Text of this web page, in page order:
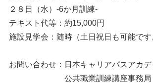
２８日（水）-6か月訓練-
テキスト代等：約15,000円
施設見学会：随時（土日祝日も可能です
お問い合わせ：日本キャリアパスアカデ
公共職業訓練講座事務局